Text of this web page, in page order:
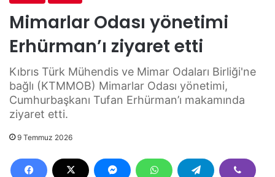
Mimarlar Odası yönetimi
Erhürman’ı ziyaret etti
Kıbrıs Türk Mühendis ve Mimar Odaları Birliği'ne
bağlı (KTMMOB) Mimarlar Odası yönetimi,
Cumhurbaşkanı Tufan Erhürman’ı makamında
ziyaret etti.
9 Temmuz 2026